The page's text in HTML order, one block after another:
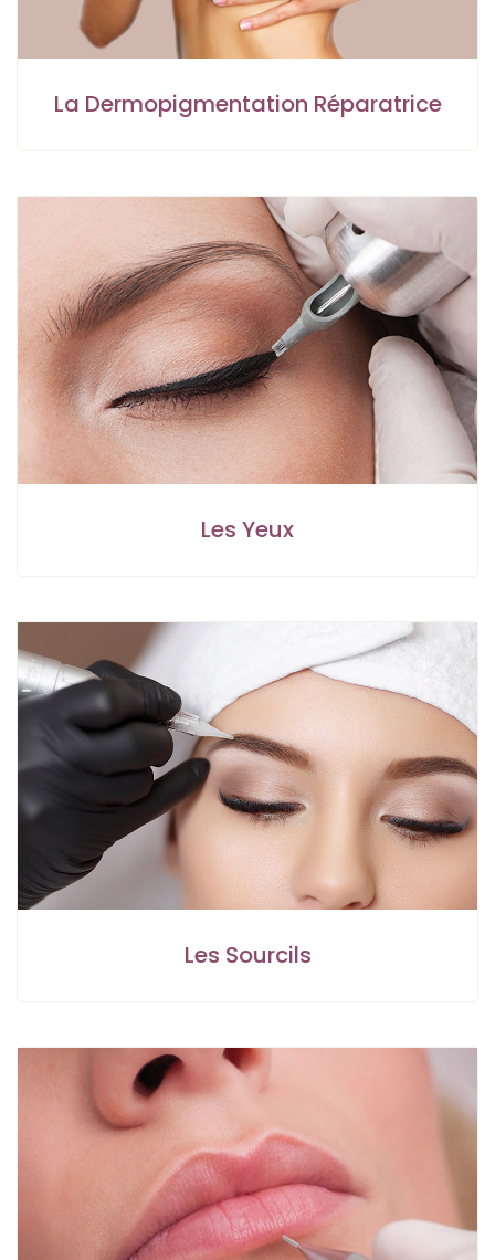
La Dermopigmentation Réparatrice
Les Yeux
Les Sourcils